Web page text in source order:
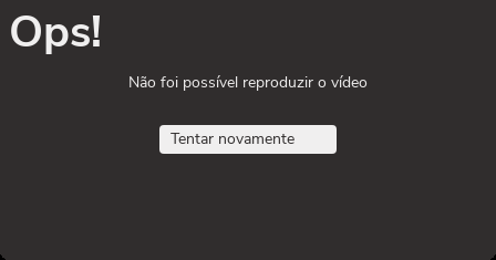
Ops!
Não foi possível reproduzir o vídeo
Tentar novamente